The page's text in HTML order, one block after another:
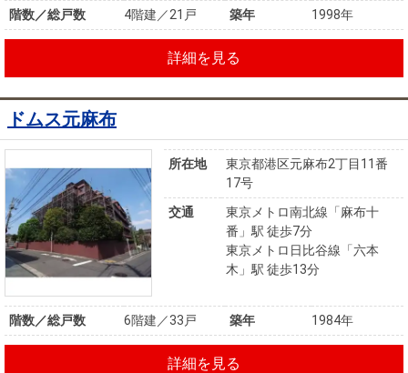
階数／総戸数 4階建／21戸 築年 1998年
詳細を見る
ドムス元麻布
所在地
東京都港区元麻布2丁目11番
17号
交通
東京メトロ南北線「麻布十
番」駅 徒歩7分
東京メトロ日比谷線「六本
木」駅 徒歩13分
階数／総戸数 6階建／33戸 築年 1984年
詳細を見る